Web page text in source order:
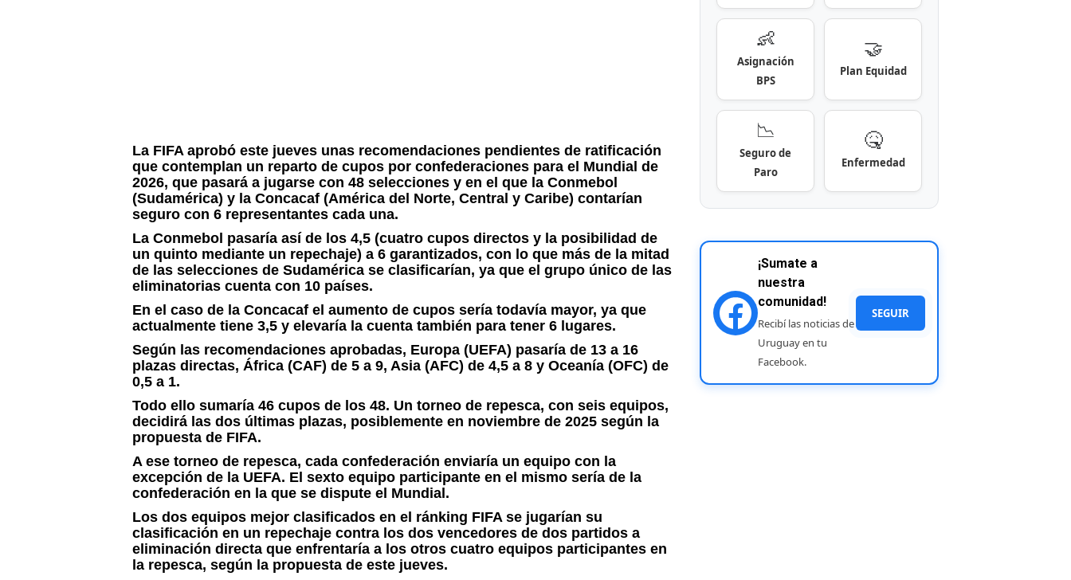
La FIFA aprobó este jueves unas recomendaciones pendientes de ratificación
que contemplan un reparto de cupos por confederaciones para el Mundial de
2026, que pasará a jugarse con 48 selecciones y en el que la Conmebol
(Sudamérica) y la Concacaf (América del Norte, Central y Caribe) contarían
seguro con 6 representantes cada una.
La Conmebol pasaría así de los 4,5 (cuatro cupos directos y la posibilidad de
un quinto mediante un repechaje) a 6 garantizados, con lo que más de la mitad
de las selecciones de Sudamérica se clasificarían, ya que el grupo único de las
eliminatorias cuenta con 10 países.
En el caso de la Concacaf el aumento de cupos sería todavía mayor, ya que
actualmente tiene 3,5 y elevaría la cuenta también para tener 6 lugares.
Según las recomendaciones aprobadas, Europa (UEFA) pasaría de 13 a 16
plazas directas, África (CAF) de 5 a 9, Asia (AFC) de 4,5 a 8 y Oceanía (OFC) de
0,5 a 1.
Todo ello sumaría 46 cupos de los 48. Un torneo de repesca, con seis equipos,
decidirá las dos últimas plazas, posiblemente en noviembre de 2025 según la
propuesta de FIFA.
A ese torneo de repesca, cada confederación enviaría un equipo con la
excepción de la UEFA. El sexto equipo participante en el mismo sería de la
confederación en la que se dispute el Mundial.
Los dos equipos mejor clasificados en el ránking FIFA se jugarían su
clasificación en un repechaje contra los dos vencedores de dos partidos a
eliminación directa que enfrentaría a los otros cuatro equipos participantes en
la repesca, según la propuesta de este jueves.
👶
Asignación
BPS
🤝
Plan Equidad
📉
Seguro de
Paro
🤒
Enfermedad
¡Sumate a
nuestra
comunidad!
Recibí las noticias de
Uruguay en tu
Facebook.
SEGUIR